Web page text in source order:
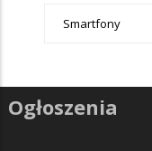
Smartfony
Ogłoszenia